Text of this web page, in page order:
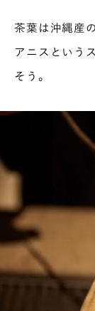
茶葉は沖縄産
アニスという
そう。